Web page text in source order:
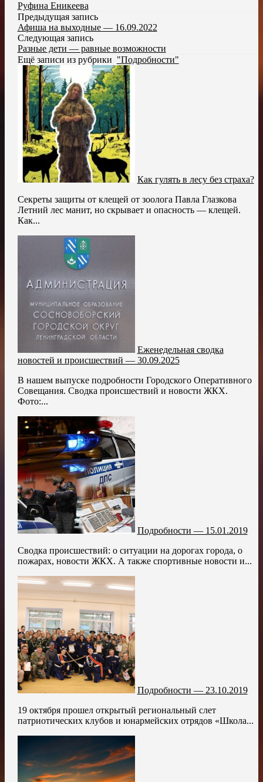
Руфина Еникеева
Предыдущая запись
Афиша на выходные — 16.09.2022
Следующая запись
Разные дети — равные возможности
Ещё записи из рубрики "Подробности"
Как гулять в лесу без страха?
Секреты защиты от клещей от зоолога Павла Глазкова
Летний лес манит, но скрывает и опасность — клещей.
Как...
Еженедельная сводка
новостей и происшествий — 30.09.2025
В нашем выпуске подробности Городского Оперативного
Совещания. Сводка происшествий и новости ЖКХ.
Фото:...
Подробности — 15.01.2019
Сводка происшествий: о ситуации на дорогах города, о
пожарах, новости ЖКХ. А также спортивные новости и...
Подробности — 23.10.2019
19 октября прошел открытый региональный слет
патриотических клубов и юнармейских отрядов «Школа...